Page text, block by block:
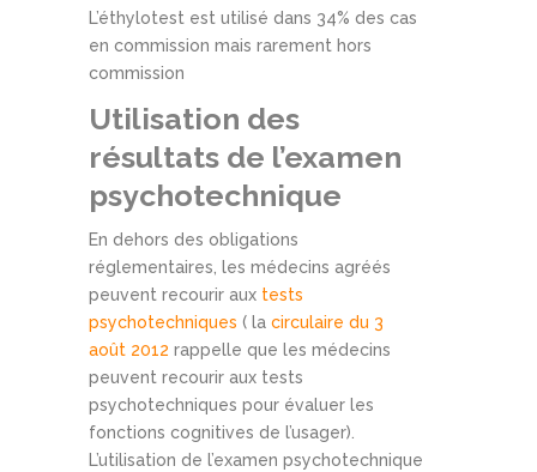
L’éthylotest est utilisé dans 34% des cas
en commission mais rarement hors
commission
Utilisation des
résultats de l’examen
psychotechnique
En dehors des obligations
réglementaires, les médecins agréés
peuvent recourir aux tests
psychotechniques ( la circulaire du 3
août 2012 rappelle que les médecins
peuvent recourir aux tests
psychotechniques pour évaluer les
fonctions cognitives de l’usager).
L’utilisation de l’examen psychotechnique